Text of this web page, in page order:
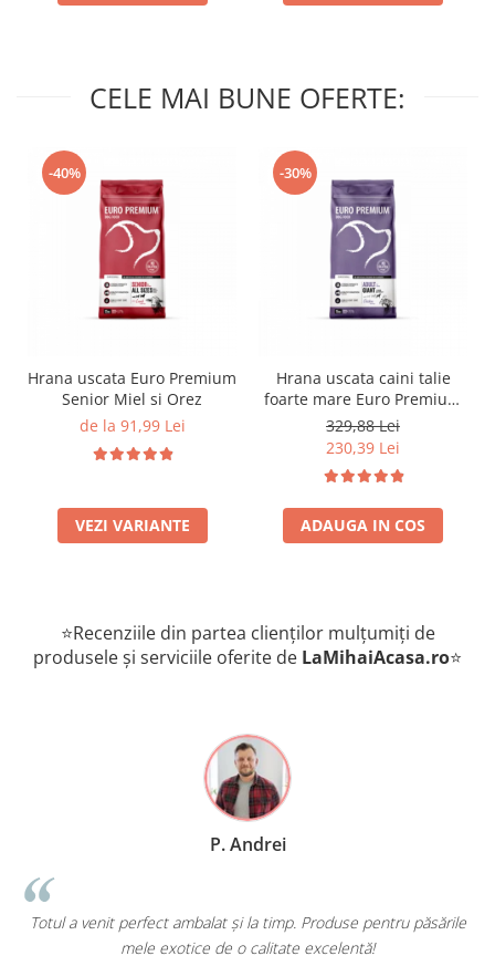
CELE MAI BUNE OFERTE:
-40%
Hrana uscata Euro Premium
Senior Miel si Orez
de la 91,99 Lei
VEZI VARIANTE
-30%
Hrana uscata caini talie
foarte mare Euro Premium
Giant Adult pui si orez 15
Kg
329,88 Lei
230,39 Lei
ADAUGA IN COS
⭐Recenziile din partea clienților mulțumiți de
produsele și serviciile oferite de LaMihaiAcasa.ro⭐
P. Andrei
Totul a venit perfect ambalat și la timp. Produse pentru păsările
mele exotice de o calitate excelentă!